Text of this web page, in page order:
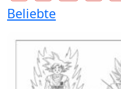
Beliebte